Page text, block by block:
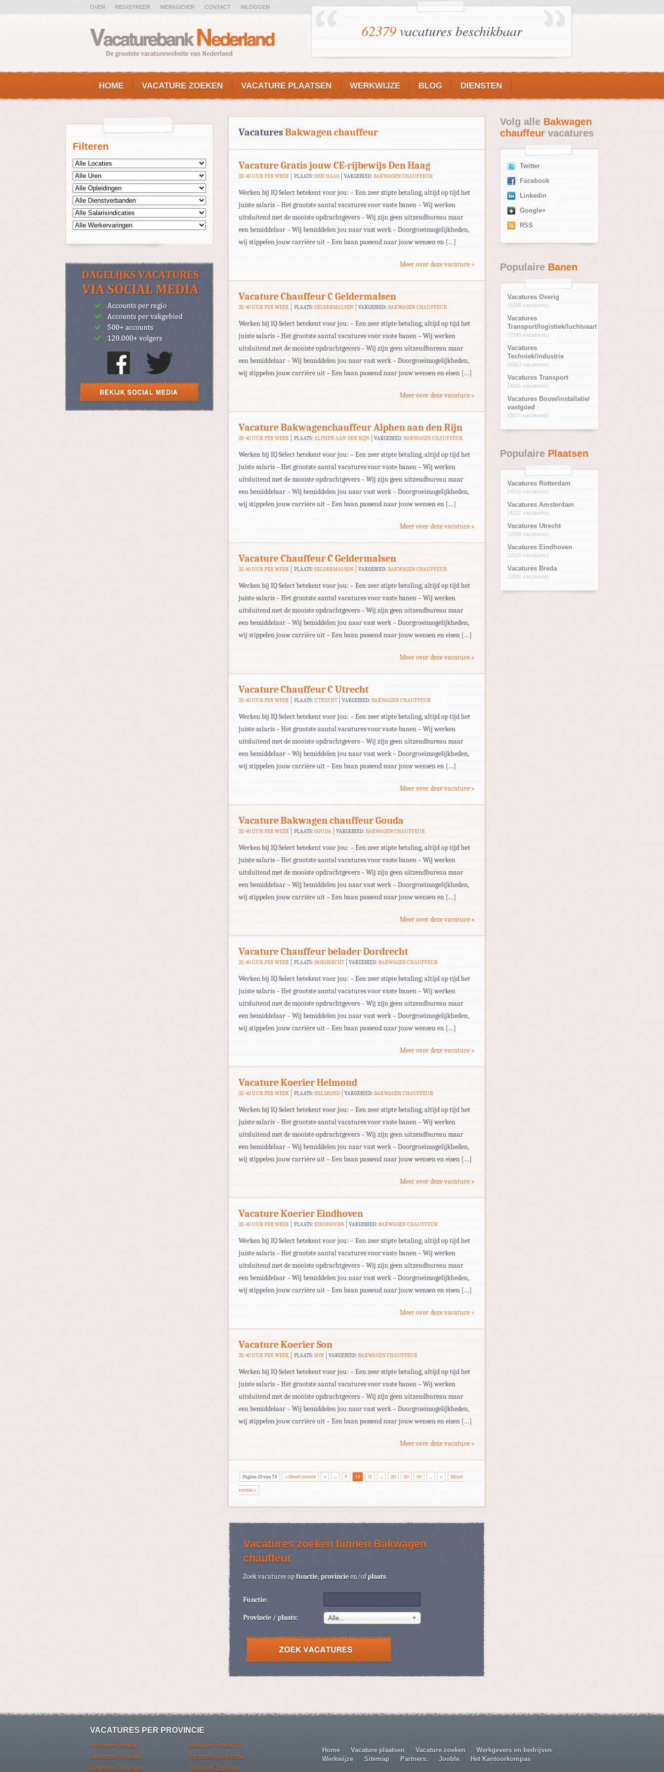
OVER REGISTREER WERKGEVER CONTACT INLOGGEN
62379vacatures beschikbaar
HOME VACATURE ZOEKEN VACATURE PLAATSEN WERKWIJZE BLOG DIENSTEN
Filteren
VacaturesBakwagen chauffeur
Vacature Gratis jouw CE-rijbewijs Den Haag
32-40 UUR PER WEEK PLAATS: DEN HAAG VAKGEBIED:BAKWAGEN CHAUFFEUR
Werken bij IQ Select betekent voor jou: – Een zeer stipte betaling, altijd op tijd het
juiste salaris – Het grootste aantal vacatures voor vaste banen – Wij werken
uitsluitend met de mooiste opdrachtgevers – Wij zijn geen uitzendbureau maar
een bemiddelaar – Wij bemiddelen jou naar vast werk – Doorgroeimogelijkheden,
wij stippelen jouw carrière uit – Een baan passend naar jouw wensen en […]
Meer over deze vacature »
Vacature Chauffeur C Geldermalsen
32-40 UUR PER WEEK PLAATS: GELDERMALSEN VAKGEBIED:BAKWAGEN CHAUFFEUR
Werken bij IQ Select betekent voor jou: – Een zeer stipte betaling, altijd op tijd het
juiste salaris – Het grootste aantal vacatures voor vaste banen – Wij werken
uitsluitend met de mooiste opdrachtgevers – Wij zijn geen uitzendbureau maar
een bemiddelaar – Wij bemiddelen jou naar vast werk – Doorgroeimogelijkheden,
wij stippelen jouw carrière uit – Een baan passend naar jouw wensen en eisen […]
Meer over deze vacature »
Vacature Bakwagenchauffeur Alphen aan den Rijn
32-40 UUR PER WEEK PLAATS: ALPHEN AAN DEN RIJN VAKGEBIED:BAKWAGEN CHAUFFEUR
Werken bij IQ Select betekent voor jou: – Een zeer stipte betaling, altijd op tijd het
juiste salaris – Het grootste aantal vacatures voor vaste banen – Wij werken
uitsluitend met de mooiste opdrachtgevers – Wij zijn geen uitzendbureau maar
een bemiddelaar – Wij bemiddelen jou naar vast werk – Doorgroeimogelijkheden,
wij stippelen jouw carrière uit – Een baan passend naar jouw wensen en […]
Meer over deze vacature »
Vacature Chauffeur C Geldermalsen
32-40 UUR PER WEEK PLAATS: GELDERMALSEN VAKGEBIED:BAKWAGEN CHAUFFEUR
Werken bij IQ Select betekent voor jou: – Een zeer stipte betaling, altijd op tijd het
juiste salaris – Het grootste aantal vacatures voor vaste banen – Wij werken
uitsluitend met de mooiste opdrachtgevers – Wij zijn geen uitzendbureau maar
een bemiddelaar – Wij bemiddelen jou naar vast werk – Doorgroeimogelijkheden,
wij stippelen jouw carrière uit – Een baan passend naar jouw wensen en eisen […]
Meer over deze vacature »
Vacature Chauffeur C Utrecht
32-40 UUR PER WEEK PLAATS: UTRECHT VAKGEBIED:BAKWAGEN CHAUFFEUR
Werken bij IQ Select betekent voor jou: – Een zeer stipte betaling, altijd op tijd het
juiste salaris – Het grootste aantal vacatures voor vaste banen – Wij werken
uitsluitend met de mooiste opdrachtgevers – Wij zijn geen uitzendbureau maar
een bemiddelaar – Wij bemiddelen jou naar vast werk – Doorgroeimogelijkheden,
wij stippelen jouw carrière uit – Een baan passend naar jouw wensen en […]
Meer over deze vacature »
Vacature Bakwagen chauffeur Gouda
32-40 UUR PER WEEK PLAATS: GOUDA VAKGEBIED:BAKWAGEN CHAUFFEUR
Werken bij IQ Select betekent voor jou: – Een zeer stipte betaling, altijd op tijd het
juiste salaris – Het grootste aantal vacatures voor vaste banen – Wij werken
uitsluitend met de mooiste opdrachtgevers – Wij zijn geen uitzendbureau maar
een bemiddelaar – Wij bemiddelen jou naar vast werk – Doorgroeimogelijkheden,
wij stippelen jouw carrière uit – Een baan passend naar jouw wensen en […]
Meer over deze vacature »
Vacature Chauffeur belader Dordrecht
32-40 UUR PER WEEK PLAATS: DORDRECHT VAKGEBIED:BAKWAGEN CHAUFFEUR
Werken bij IQ Select betekent voor jou: – Een zeer stipte betaling, altijd op tijd het
juiste salaris – Het grootste aantal vacatures voor vaste banen – Wij werken
uitsluitend met de mooiste opdrachtgevers – Wij zijn geen uitzendbureau maar
een bemiddelaar – Wij bemiddelen jou naar vast werk – Doorgroeimogelijkheden,
wij stippelen jouw carrière uit – Een baan passend naar jouw wensen en […]
Meer over deze vacature »
Vacature Koerier Helmond
32-40 UUR PER WEEK PLAATS: HELMOND VAKGEBIED:BAKWAGEN CHAUFFEUR
Werken bij IQ Select betekent voor jou: – Een zeer stipte betaling, altijd op tijd het
juiste salaris – Het grootste aantal vacatures voor vaste banen – Wij werken
uitsluitend met de mooiste opdrachtgevers – Wij zijn geen uitzendbureau maar
een bemiddelaar – Wij bemiddelen jou naar vast werk – Doorgroeimogelijkheden,
wij stippelen jouw carrière uit – Een baan passend naar jouw wensen en eisen […]
Meer over deze vacature »
Vacature Koerier Eindhoven
32-40 UUR PER WEEK PLAATS: EINDHOVEN VAKGEBIED:BAKWAGEN CHAUFFEUR
Werken bij IQ Select betekent voor jou: – Een zeer stipte betaling, altijd op tijd het
juiste salaris – Het grootste aantal vacatures voor vaste banen – Wij werken
uitsluitend met de mooiste opdrachtgevers – Wij zijn geen uitzendbureau maar
een bemiddelaar – Wij bemiddelen jou naar vast werk – Doorgroeimogelijkheden,
wij stippelen jouw carrière uit – Een baan passend naar jouw wensen en eisen […]
Meer over deze vacature »
Vacature Koerier Son
32-40 UUR PER WEEK PLAATS: SON VAKGEBIED:BAKWAGEN CHAUFFEUR
Werken bij IQ Select betekent voor jou: – Een zeer stipte betaling, altijd op tijd het
juiste salaris – Het grootste aantal vacatures voor vaste banen – Wij werken
uitsluitend met de mooiste opdrachtgevers – Wij zijn geen uitzendbureau maar
een bemiddelaar – Wij bemiddelen jou naar vast werk – Doorgroeimogelijkheden,
wij stippelen jouw carrière uit – Een baan passend naar jouw wensen en eisen […]
Meer over deze vacature »
Pagina 10 van 74 « Meest recente « ... 9 10 11 ... 20 30 40 ... » Minst
recente »
Vacatures zoeken binnen Bakwagen
chauffeur
Zoek vacatures opfunctie,provincieen/ofplaats.
Functie:
Provincie / plaats: Alle...
Volg alleBakwagen
chauffeurvacatures
Twitter
Facebook
Linkedin
Google+
RSS
PopulaireBanen
Vacatures Overig
(9288 vacatures)
Vacatures
Transport/logistiek/luchtvaart
(7348 vacatures)
Vacatures
Techniek/industrie
(6563 vacatures)
Vacatures Transport
(4341 vacatures)
Vacatures Bouw/installatie/
vastgoed
(3875 vacatures)
Populaire Plaatsen
Vacatures Rotterdam
(4519 vacatures)
Vacatures Amsterdam
(4221 vacatures)
Vacatures Utrecht
(2958 vacatures)
Vacatures Eindhoven
(2518 vacatures)
Vacatures Breda
(1831 vacatures)
VACATURES PER PROVINCIE
Vacatures Drenthe
Vacatures Flevoland
Vacatures Friesland
Vacatures Gelderland
Vacatures Groningen
Vacatures Limburg
Home Vacature plaatsen Vacature zoeken
Werkgevers en bedrijven
Werkwijze
Sitemap Partners: Jooble Het Kantoorkompas